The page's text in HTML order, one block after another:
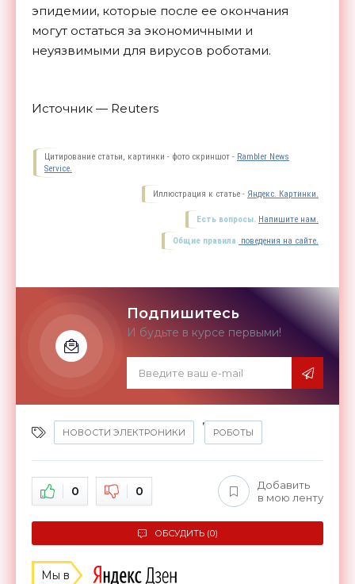
эпидемии, которые после ее окончания
могут остаться за экономичными и
неуязвимыми для вирусов роботами.
Источник — Reuters
Цитирование статьи, картинки - фото скриншот - Rambler News
Service.
Иллюстрация к статье - Яндекс. Картинки.
Есть вопросы. Напишите нам.
Общие правила поведения на сайте.
Подпишитесь
И будьте в курсе первыми!
НОВОСТИ ЭЛЕКТРОНИКИ
,
РОБОТЫ
0 0
Добавить
в мою ленту
ОБСУДИТЬ (0)
Мы в